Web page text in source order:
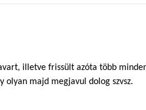
illetve frissült azóta több
olyan majd megjavul dolog szvsz.